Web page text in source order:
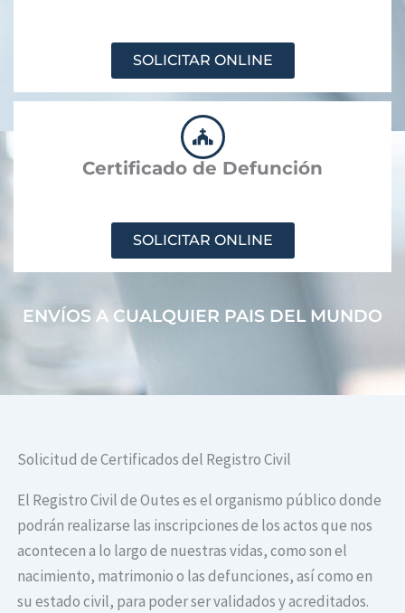
SOLICITAR ONLINE
Certificado de Defunción
SOLICITAR ONLINE
ENVÍOS A CUALQUIER PAIS DEL MUNDO
Solicitud de Certificados del Registro Civil
El Registro Civil de Outes es el organismo público donde
podrán realizarse las inscripciones de los actos que nos
acontecen a lo largo de nuestras vidas, como son el
nacimiento, matrimonio o las defunciones, así como en
su estado civil, para poder ser validados y acreditados.